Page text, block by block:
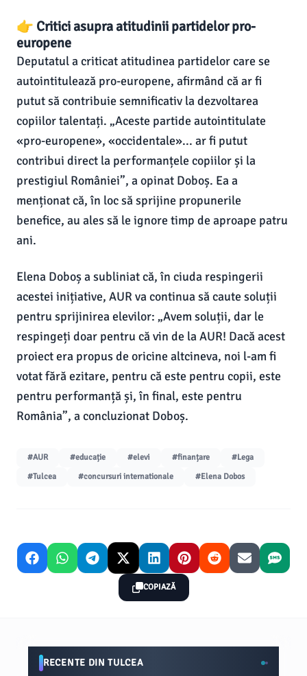
👉 Critici asupra atitudinii partidelor pro-
europene
Deputatul a criticat atitudinea partidelor care se
autointitulează pro-europene, afirmând că ar fi
putut să contribuie semnificativ la dezvoltarea
copiilor talentați. „Aceste partide autointitulate
«pro-europene», «occidentale»... ar fi putut
contribui direct la performanțele copiilor și la
prestigiul României”, a opinat Doboș. Ea a
menționat că, în loc să sprijine propunerile
benefice, au ales să le ignore timp de aproape patru
ani.
Elena Doboș a subliniat că, în ciuda respingerii
acestei inițiative, AUR va continua să caute soluții
pentru sprijinirea elevilor: „Avem soluții, dar le
respingeți doar pentru că vin de la AUR! Dacă acest
proiect era propus de oricine altcineva, noi l-am fi
votat fără ezitare, pentru că este pentru copii, este
pentru performanță și, în final, este pentru
România”, a concluzionat Doboș.
#AUR #educație #elevi #finanțare
#Lega
#Tulcea
#concursuri internationale #Elena Dobos
COPIAZĂ
RECENTE DIN TULCEA